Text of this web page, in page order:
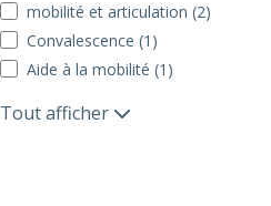
mobilité et articulation (2)
Convalescence (1)
Aide à la mobilité (1)
Tout afficher